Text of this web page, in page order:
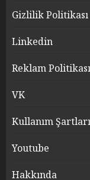
Gizlilik Politikası
Linkedin
Reklam Politikası
VK
Kullanım Şartları
Youtube
Hakkında